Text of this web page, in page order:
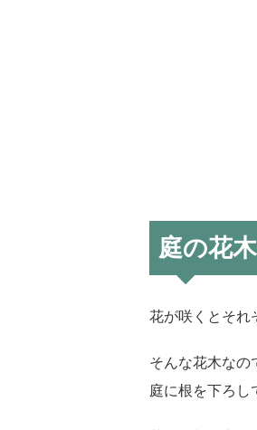
庭の花
花が咲くとそれ
そんな花木なの
庭に根を下ろし